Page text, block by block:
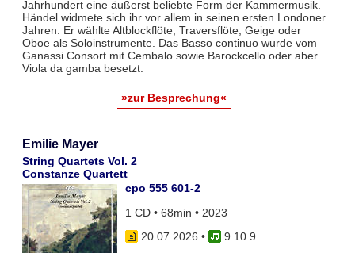
Jahrhundert eine äußerst beliebte Form der Kammermusik.
Händel widmete sich ihr vor allem in seinen ersten Londoner
Jahren. Er wählte Altblockflöte, Traversflöte, Geige oder
Oboe als Soloinstrumente. Das Basso continuo wurde vom
Ganassi Consort mit Cembalo sowie Barockcello oder aber
Viola da gamba besetzt.
»zur Besprechung«
Emilie Mayer
String Quartets Vol. 2
Constanze Quartett
cpo 555 601-2
1 CD • 68min • 2023
20.07.2026 •
9 10 9